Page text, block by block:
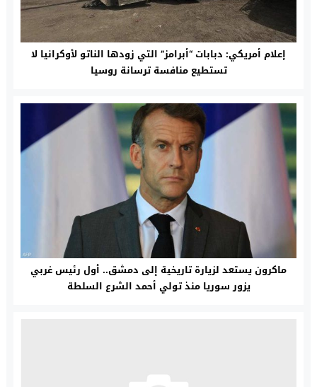
إعلام أمريكي: دبابات “أبرامز” التي زودها الناتو لأوكرانيا لا
تستطيع منافسة ترسانة روسيا
ماكرون يستعد لزيارة تاريخية إلى دمشق.. أول رئيس غربي
يزور سوريا منذ تولي أحمد الشرع السلطة